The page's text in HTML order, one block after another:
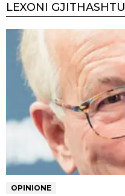
LEXONI GJITHASHTU
OPINIONE